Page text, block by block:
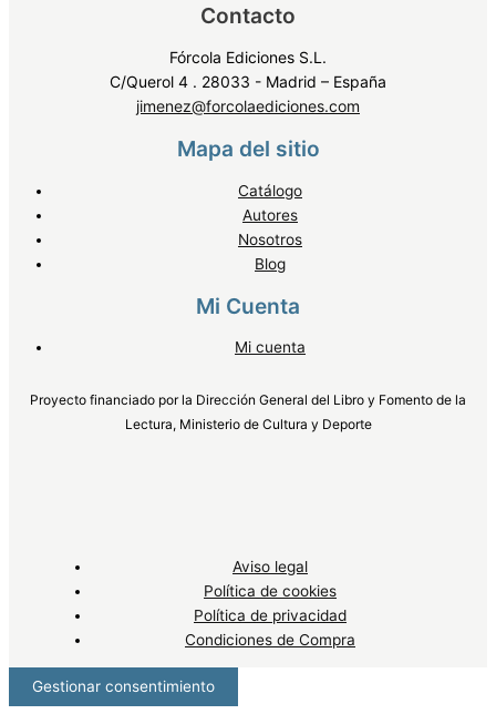
Contacto
Fórcola Ediciones S.L.
C/Querol 4 . 28033 - Madrid – España
jimenez@forcolaediciones.com
Mapa del sitio
Catálogo
Autores
Nosotros
Blog
Mi Cuenta
Mi cuenta
Proyecto financiado por la Dirección General del Libro y Fomento de la
Lectura, Ministerio de Cultura y Deporte
Aviso legal
Política de cookies
Política de privacidad
Condiciones de Compra
Gestionar consentimiento